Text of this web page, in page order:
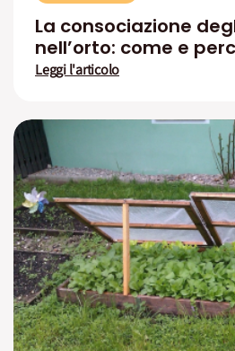
La consociazione
nell’orto: come e
Leggi l'articolo